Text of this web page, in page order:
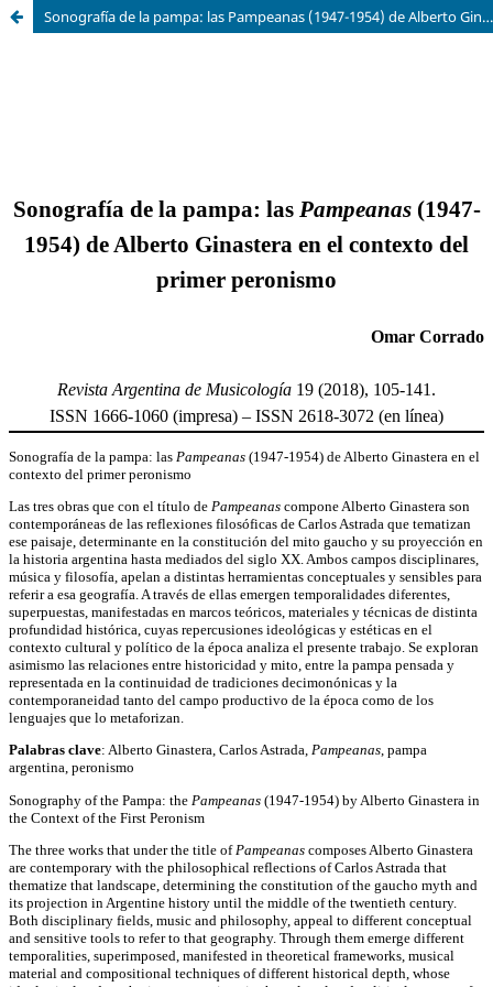
Sonografía de la pampa: las Pampeanas (1947-1954) de Alberto Ginastera en el contexto del primer peronismo